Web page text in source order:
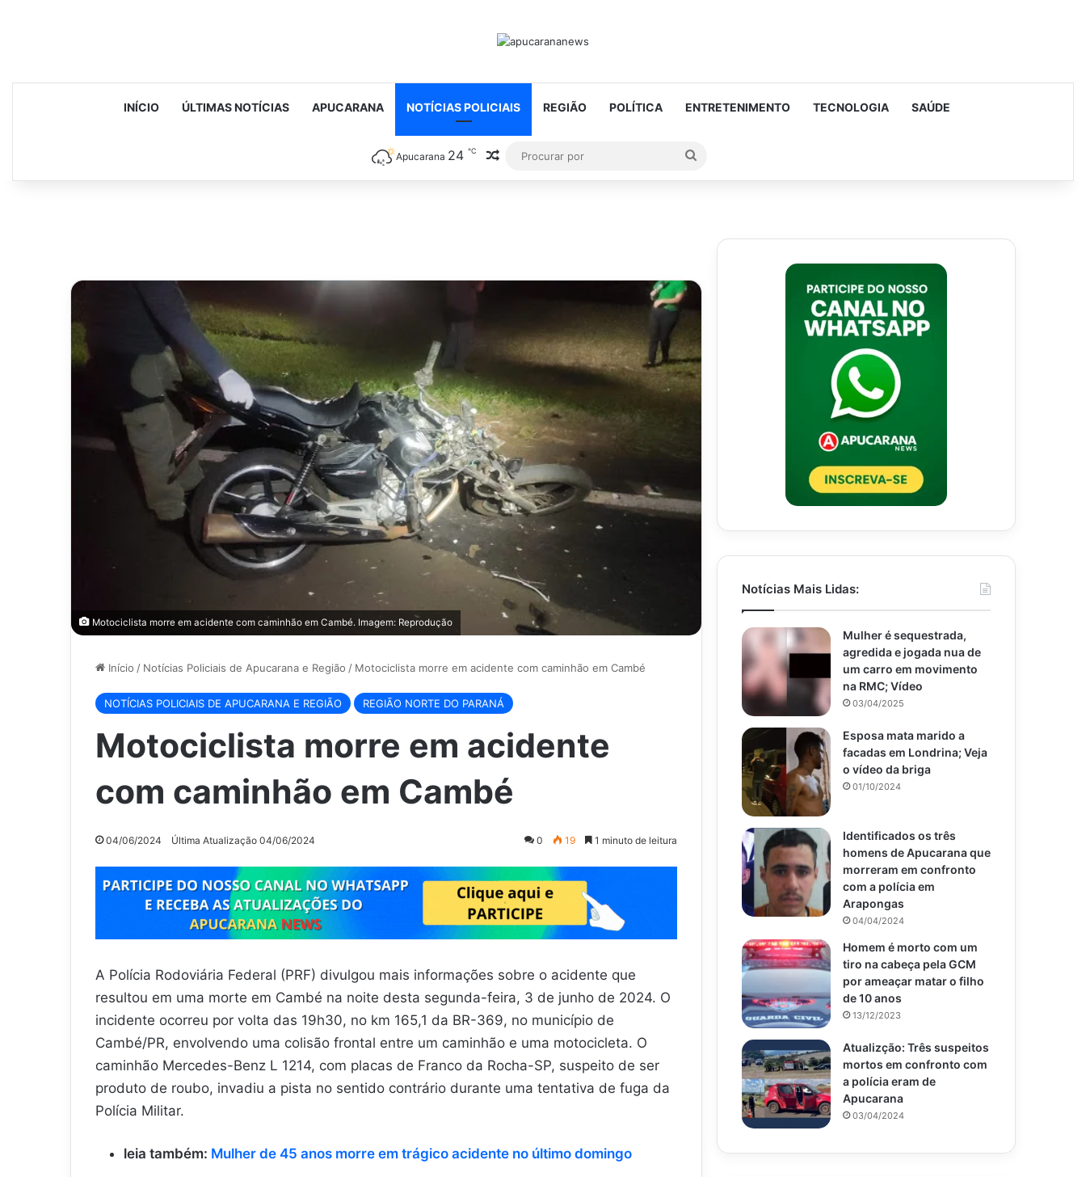
INÍCIO ÚLTIMAS NOTÍCIAS APUCARANA NOTÍCIAS POLICIAIS REGIÃO POLÍTICA ENTRETENIMENTO TECNOLOGIA SAÚDE
Apucarana 24 ℃ Artigo aleatório
por
Motociclista morre em acidente com caminhão em Cambé. Imagem: Reprodução
Início / Notícias Policiais de Apucarana e Região / Motociclista morre em acidente com caminhão em Cambé
NOTÍCIAS POLICIAIS DE APUCARANA E REGIÃO REGIÃO NORTE DO PARANÁ
Motociclista morre em acidente
com caminhão em Cambé
04/06/2024 Última Atualização 04/06/2024 0 19 1 minuto de leitura
A Polícia Rodoviária Federal (PRF) divulgou mais informações sobre o acidente que
resultou em uma morte em Cambé na noite desta segunda-feira, 3 de junho de 2024. O
incidente ocorreu por volta das 19h30, no km 165,1 da BR-369, no município de
Cambé/PR, envolvendo uma colisão frontal entre um caminhão e uma motocicleta. O
caminhão Mercedes-Benz L 1214, com placas de Franco da Rocha-SP, suspeito de ser
produto de roubo, invadiu a pista no sentido contrário durante uma tentativa de fuga da
Polícia Militar.
leia também: Mulher de 45 anos morre em trágico acidente no último domingo
Notícias Mais Lidas:
Mulher é sequestrada,
agredida e jogada nua de
um carro em movimento
na RMC; Vídeo
03/04/2025
Esposa mata marido a
facadas em Londrina; Veja
o vídeo da briga
01/10/2024
Identificados os três
homens de Apucarana que
morreram em confronto
com a polícia em
Arapongas
04/04/2024
Homem é morto com um
tiro na cabeça pela GCM
por ameaçar matar o filho
de 10 anos
13/12/2023
Atualizção: Três suspeitos
mortos em confronto com
a polícia eram de
Apucarana
03/04/2024